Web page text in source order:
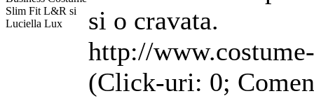
si o cravata.
http://
(Click-uri: 0;